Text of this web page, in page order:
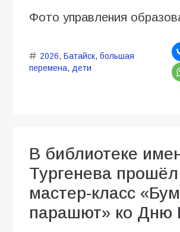
Фото управления
2026, Батайск, большая
перемена, дети
В библиотеке
Тургенева прошёл
мастер-класс
парашют» ко Дню